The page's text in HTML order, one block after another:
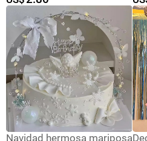
atmósfera decoración
escenario de diseño de
polvo de oro de amor
transfronterizo
de
Navidad hermosa mariposa